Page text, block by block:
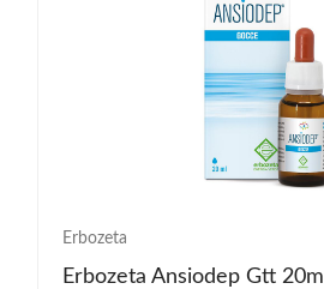
Erbozeta
Erbozeta Ansiodep Gtt 20ml